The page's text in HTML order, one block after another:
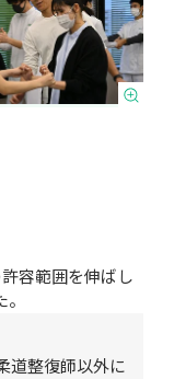
容範囲を伸ばし
道整復師以外に